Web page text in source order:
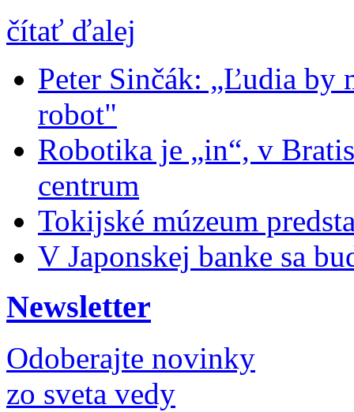
čítať ďalej
Peter Sinčák: „Ľudia
robot"
Robotika je „in“, v
centrum
Tokijské múzeum
V Japonskej banke sa
Newsletter
Odoberajte novinky
zo sveta vedy